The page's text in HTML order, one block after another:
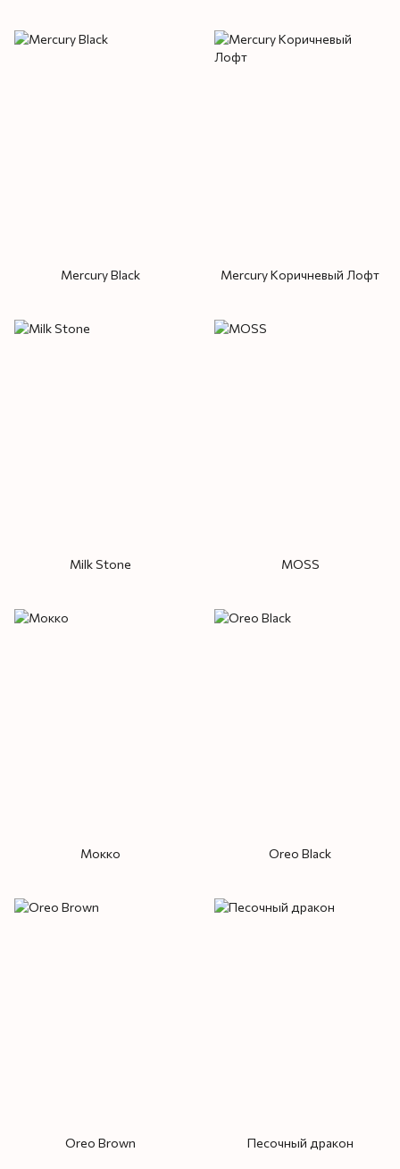
Mercury Black Mercury Коричневый Лофт
Milk Stone MOSS
Мокко Oreo Black
Oreo Brown Песочный дракон